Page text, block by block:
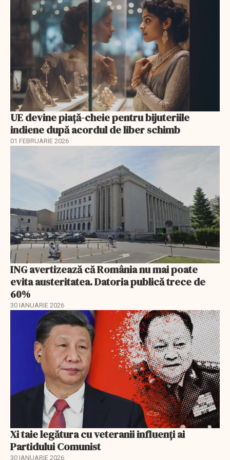
UE devine piață-cheie pentru bijuteriile
indiene după acordul de liber schimb
01 FEBRUARIE 2026
ING avertizează că România nu mai poate
evita austeritatea. Datoria publică trece de
60%
30 IANUARIE 2026
Xi taie legătura cu veteranii influenți ai
Partidului Comunist
30 IANUARIE 2026